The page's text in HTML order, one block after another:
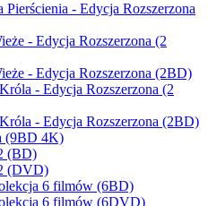
Pierścienia - Edycja Rozszerzona
- Edycja Rozszerzona (2
- Edycja Rozszerzona (2BD)
- Edycja Rozszerzona (2
- Edycja Rozszerzona (2BD)
(9BD 4K)
(BD)
(DVD)
6 filmów (6BD)
6 filmów (6DVD)